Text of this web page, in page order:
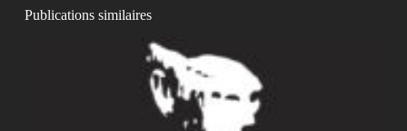
Publications similaires